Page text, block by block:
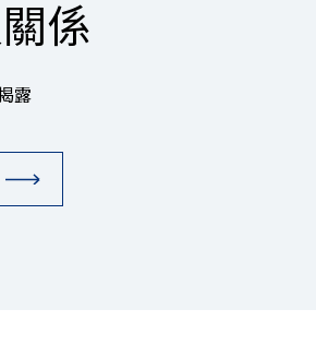
係
露